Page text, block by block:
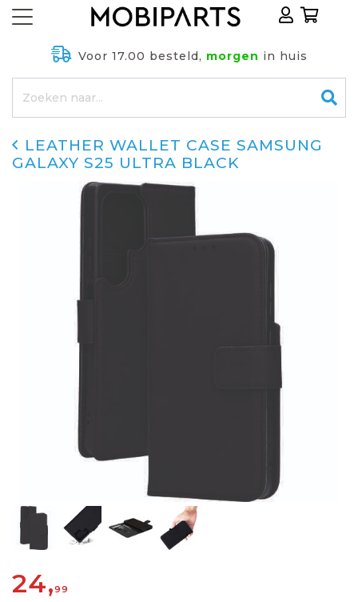
Voor 17.00 besteld, morgen in huis
LEATHER WALLET CASE SAMSUNG
GALAXY S25 ULTRA BLACK
24,99